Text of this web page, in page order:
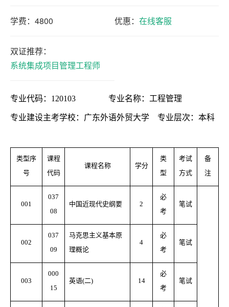
学费：4800 优惠： 在线客服
双证推荐：
系统集成项目管理工程师
专业代码： 120103 专业名称：工程管理
专业建设主考学校：广东外语外贸大学 专业层次：本科
类型序
号
课程
代码
课程名称 学分
类
型
考试
方式
备
注
001
037
08
中国近现代史纲要 2
必
考
笔试
002
037
09
马克思主义基本原
理概论
4
必
考
笔试
003
000
15
英语(二) 14
必
考
笔试